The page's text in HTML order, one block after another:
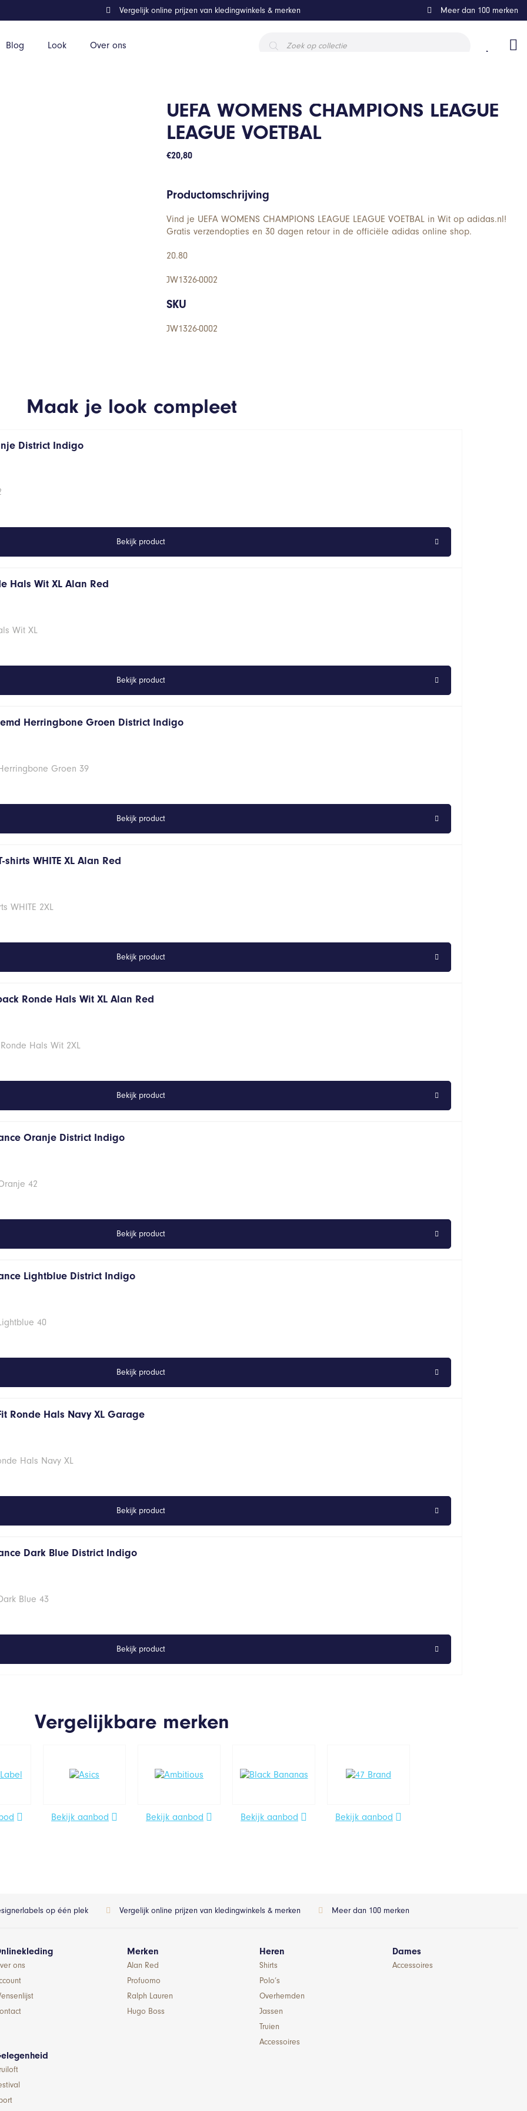
Blog Look Over ons
zoeken
Vergelijk online prijzen van kledingwinkels & merken Meer dan 100 merken
UEFA WOMENS CHAMPIONS LEAGUE
LEAGUE VOETBAL
€20,80
Productomschrijving
Vind je UEFA WOMENS CHAMPIONS LEAGUE LEAGUE VOETBAL in Wit op adidas.nl!
Gratis verzendopties en 30 dagen retour in de officiële adidas online shop.
20.80
JW1326-0002
SKU
JW1326-0002
Maak je look compleet
District Indigo
Bekijk product
Hals Wit XL Alan Red
Wit XL
Bekijk product
Herringbone Groen District Indigo
Groen 39
Bekijk product
WHITE XL Alan Red
WHITE 2XL
Bekijk product
Ronde Hals Wit XL Alan Red
Hals Wit 2XL
Bekijk product
Oranje District Indigo
42
Bekijk product
Lightblue District Indigo
40
Bekijk product
Ronde Hals Navy XL Garage
Hals Navy XL
Bekijk product
Dark Blue District Indigo
Blue 43
Bekijk product
Vergelijkbare merken
Bekijk aanbod Bekijk aanbod Bekijk aanbod Bekijk aanbod
op één plek Vergelijk online prijzen van kledingwinkels & merken Meer dan 100 merken
ons
Merken
Alan Red
Profuomo
Ralph Lauren
Hugo Boss
Heren
Shirts
Polo’s
Overhemden
Jassen
Truien
Accessoires
Dames
Accessoires